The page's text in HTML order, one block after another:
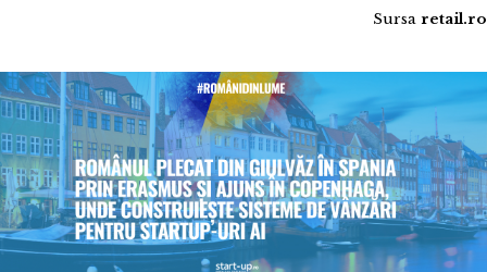
Sursa retail.ro